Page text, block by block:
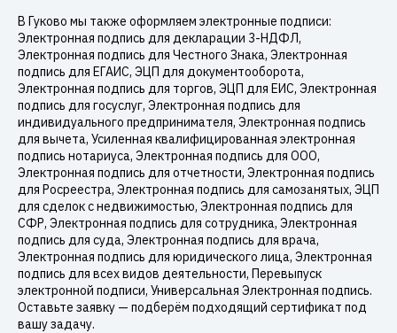
В Гуково мы также оформляем электронные подписи:
Электронная подпись для декларации 3-НДФЛ,
Электронная подпись для Честного Знака, Электронная
подпись для ЕГАИС, ЭЦП для документооборота,
Электронная подпись для торгов, ЭЦП для ЕИС, Электронная
подпись для госуслуг, Электронная подпись для
индивидуального предпринимателя, Электронная подпись
для вычета, Усиленная квалифицированная электронная
подпись нотариуса, Электронная подпись для ООО,
Электронная подпись для отчетности, Электронная подпись
для Росреестра, Электронная подпись для самозанятых, ЭЦП
для сделок с недвижимостью, Электронная подпись для
СФР, Электронная подпись для сотрудника, Электронная
подпись для суда, Электронная подпись для врача,
Электронная подпись для юридического лица, Электронная
подпись для всех видов деятельности, Перевыпуск
электронной подписи, Универсальная Электронная подпись.
Оставьте заявку — подберём подходящий сертификат под
вашу задачу.